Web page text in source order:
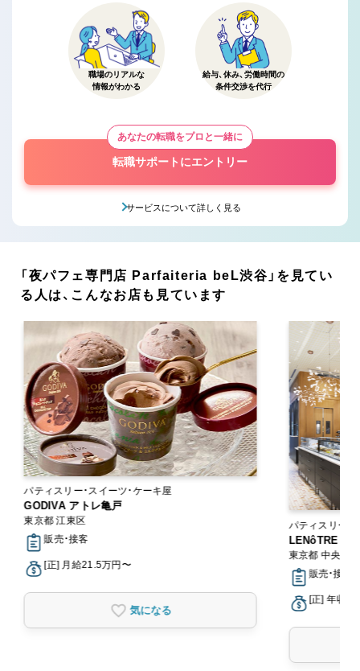
職場のリアルな
情報がわかる
給与、休み、労働時間の
条件交渉を代行
あなたの転職をプロと一緒に
転職サポートにエントリー
サービスについて詳しく見る
「夜パフェ専門店 Parfaiteria beL渋谷」を見てい
る人は、こんなお店も見ています
パティスリー・スイーツ・ケーキ屋
GODIVA アトレ亀戸
東京都 江東区
販売・接客
[正] 月給21.5万円〜
気になる
パティスリー・
LENôTRE＜
東京都 中央区
販売・接客
[正] 年収